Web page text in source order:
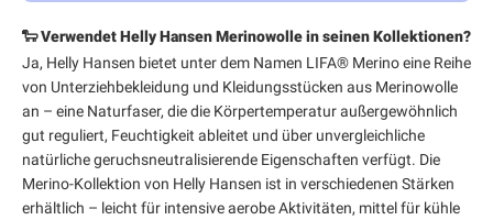
🐑 Verwendet Helly Hansen Merinowolle in seinen Kollektionen?
Ja, Helly Hansen bietet unter dem Namen LIFA® Merino eine Reihe
von Unterziehbekleidung und Kleidungsstücken aus Merinowolle
an – eine Naturfaser, die die Körpertemperatur außergewöhnlich
gut reguliert, Feuchtigkeit ableitet und über unvergleichliche
natürliche geruchsneutralisierende Eigenschaften verfügt. Die
Merino-Kollektion von Helly Hansen ist in verschiedenen Stärken
erhältlich – leicht für intensive aerobe Aktivitäten, mittel für kühle